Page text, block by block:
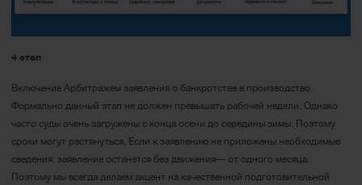
4 этап
Включение Арбитражем заявления о банкротстве в производство.
Формально данный этап не должен превышать рабочей недели. Однако
часто суды очень загружены с конца осени до середины зимы. Поэтому
сроки могут растянуться. Если к заявлению не приложены необходимые
сведения, заявление останется без движения— от одного месяца.
Поэтому мы всегда делаем акцент на качественной подготовительной